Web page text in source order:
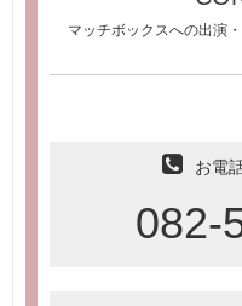
マッチボックスへの出演
お電
082-